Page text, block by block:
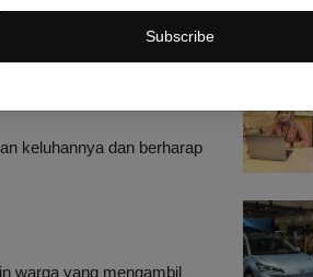
Subscribe
tapi ada yang ambil 1
keluhannya dan berharap
warga yang mengambil